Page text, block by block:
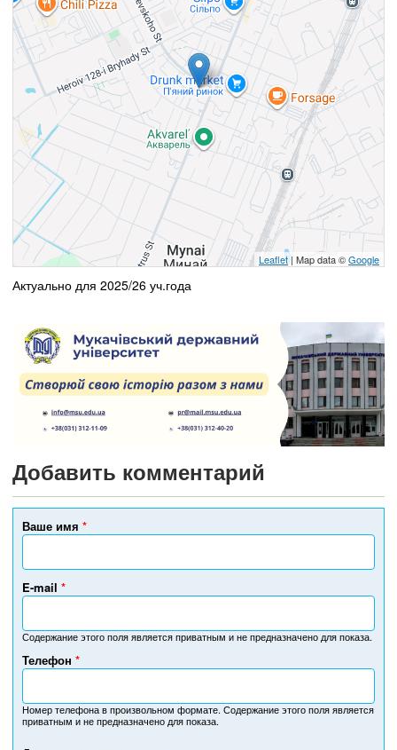
Leaflet| Map data ©Google
Актуально для 2025/26 уч.года
Добавить комментарий
Ваше имя *
E-mail *
Содержание этого поля является приватным и не предназначено для показа.
Телефон *
Н
м
е
Номер телефона в произвольном формате. Содержание этого поля является
приватным и не предназначено для показа.